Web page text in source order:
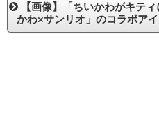
【画像】「ちいかわがキテ
かわ×サンリオ」のコラボア